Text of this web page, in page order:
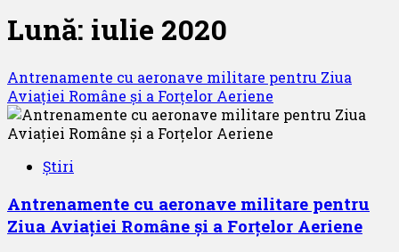
Lună: iulie 2020
Antrenamente cu aeronave militare pentru Ziua
Aviaţiei Române și a Forţelor Aeriene
Știri
Antrenamente cu aeronave militare pentru
Ziua Aviaţiei Române și a Forţelor Aeriene